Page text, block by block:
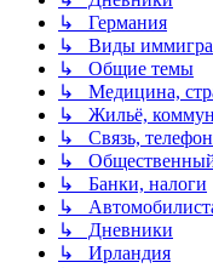
↳ Германия
↳ Виды
↳ Общие темы
↳ Медицина,
↳ Жильё,
↳ Связь,
↳ Общественный
↳ Банки, налоги
↳
↳ Дневники
↳ Ирландия